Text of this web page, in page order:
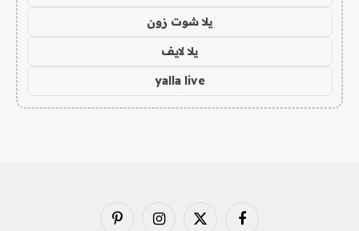
يلا شوت زون
يلا لايف
yalla live
فيسبوك X الانستغرامبينتيريست